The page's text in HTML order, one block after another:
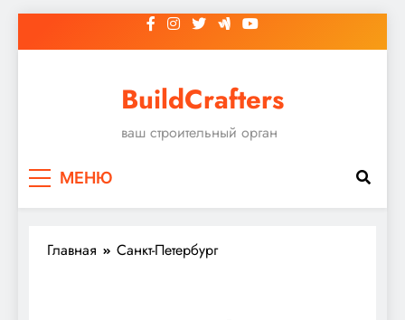
к
BuildCrafters
ваш строительный орган
МЕНЮ
Главная Санкт-Петербург